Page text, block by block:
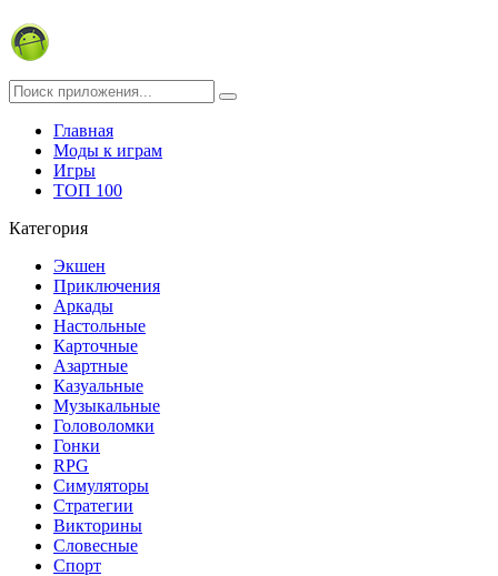
Главная
Моды к играм
Игры
ТОП 100
Категория
Экшен
Приключения
Аркады
Настольные
Карточные
Азартные
Казуальные
Музыкальные
Головоломки
Гонки
RPG
Симуляторы
Стратегии
Викторины
Словесные
Спорт